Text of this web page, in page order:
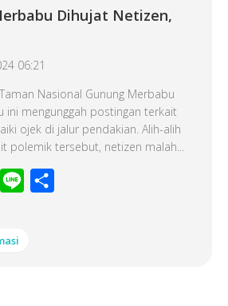
Dihujat Netizen,
06:21
Nasional Gunung Merbabu
ini mengunggah postingan terkait
ojek di jalur pendakian. Alih-alih
polemik tersebut, netizen malah...
WhatsApp
Line